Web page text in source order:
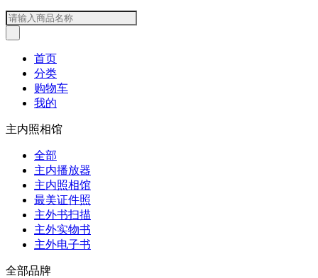
首页
分类
购物车
我的
主内照相馆
全部
主内播放器
主内照相馆
最美证件照
主外书扫描
主外实物书
主外电子书
全部品牌